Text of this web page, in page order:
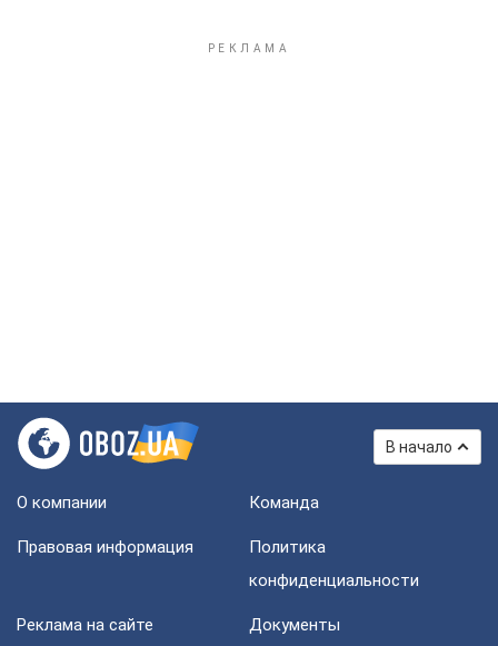
В начало
О компании Команда
Правовая информация
Политика
конфиденциальности
Реклама на сайте Документы